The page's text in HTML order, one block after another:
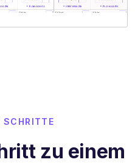
SCHRITTE
zu einem